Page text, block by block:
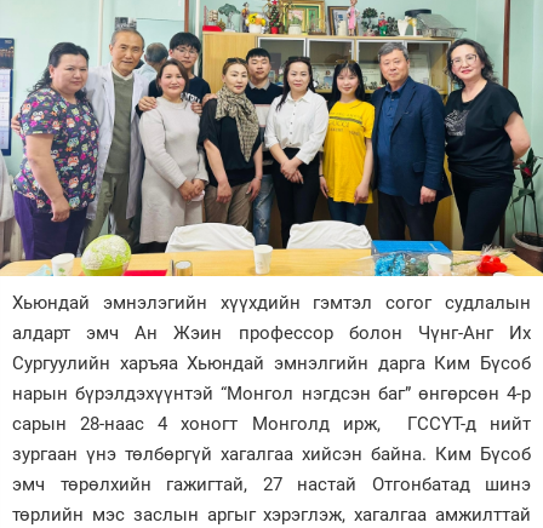
Үзэл бодол
Спорт
Нийгэм
Дэлхий
Энтертайнмэнт
Зурхай
Хьюндай эмнэлэгийн хүүхдийн гэмтэл согог судлалын
алдарт эмч Ан Жэин профессор болон Чүнг-Анг Их
Сургуулийн харъяа Хьюндай эмнэлгийн дарга Ким Бүсоб
нарын бүрэлдэхүүнтэй “Монгол нэгдсэн баг” өнгөрсөн 4-р
сарын 28-наас 4 хоногт Монголд ирж, ГССҮТ-д нийт
зургаан үнэ төлбөргүй хагалгаа хийсэн байна. Ким Бүсоб
эмч төрөлхийн гажигтай, 27 настай Отгонбатад шинэ
төрлийн мэс заслын аргыг хэрэглэж, хагалгаа амжилттай